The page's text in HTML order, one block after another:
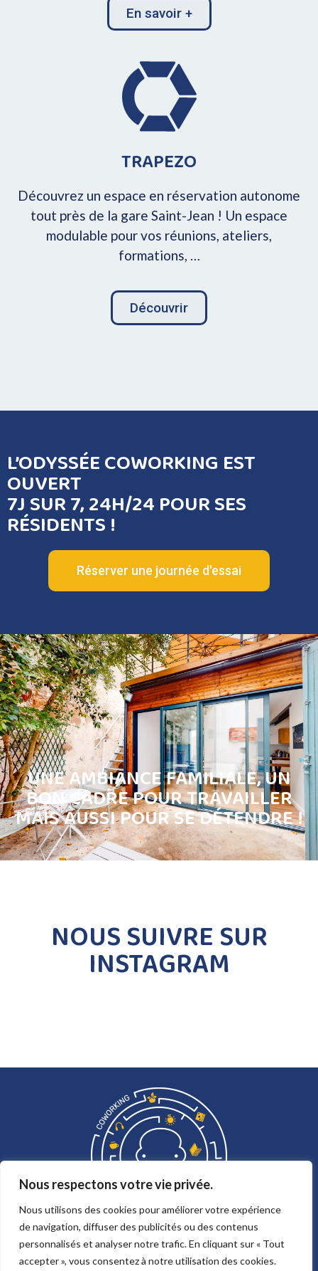
Nous respectons votre vie privée.
Nous utilisons des cookies pour améliorer votre expérience
de navigation, diffuser des publicités ou des contenus
personnalisés et analyser notre trafic. En cliquant sur « Tout
accepter », vous consentez à notre utilisation des cookies.
En savoir +
TRAPEZO
Découvrez un espace en réservation autonome
tout près de la gare Saint-Jean ! Un espace
modulable pour vos réunions, ateliers,
formations, …
Découvrir
L’ODYSSÉE COWORKING EST
OUVERT
7J SUR 7, 24H/24 POUR SES
RÉSIDENTS !
Réserver une journée d'essai
UNE AMBIANCE FAMILIALE, UN
BON CADRE POUR TRAVAILLER
MAIS AUSSI POUR SE DÉTENDRE !
NOUS SUIVRE SUR
INSTAGRAM